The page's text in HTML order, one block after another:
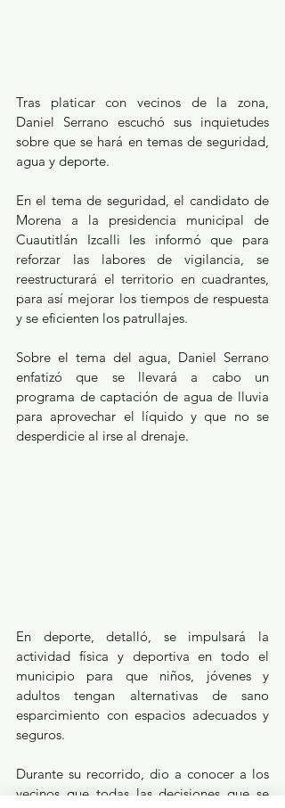
Tras platicar con vecinos de la zona,
Daniel Serrano escuchó sus inquietudes
sobre que se hará en temas de seguridad,
agua y deporte.
En el tema de seguridad, el candidato de
Morena a la presidencia municipal de
Cuautitlán Izcalli les informó que para
reforzar las labores de vigilancia, se
reestructurará el territorio en cuadrantes,
para así mejorar los tiempos de respuesta
y se eficienten los patrullajes.
Sobre el tema del agua, Daniel Serrano
enfatizó que se llevará a cabo un
programa de captación de agua de lluvia
para aprovechar el líquido y que no se
desperdicie al irse al drenaje.
En deporte, detalló, se impulsará la
actividad física y deportiva en todo el
municipio para que niños, jóvenes y
adultos tengan alternativas de sano
esparcimiento con espacios adecuados y
seguros.
Durante su recorrido, dio a conocer a los
vecinos que todas las decisiones que se